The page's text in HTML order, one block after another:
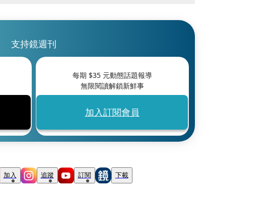
支持鏡週刊
每期 $35元動態話題報導
無限閱讀解鎖新鮮事
加入訂閱會員
加入 追蹤 訂閱 下載